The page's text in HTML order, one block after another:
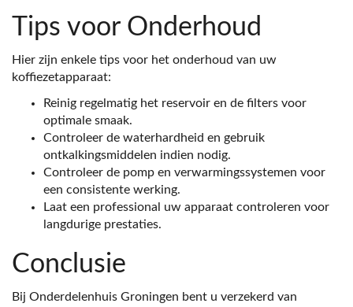
Tips voor Onderhoud
Hier zijn enkele tips voor het onderhoud van uw
koffiezetapparaat:
Reinig regelmatig het reservoir en de filters voor
optimale smaak.
Controleer de waterhardheid en gebruik
ontkalkingsmiddelen indien nodig.
Controleer de pomp en verwarmingssystemen voor
een consistente werking.
Laat een professional uw apparaat controleren voor
langdurige prestaties.
Conclusie
Bij Onderdelenhuis Groningen bent u verzekerd van